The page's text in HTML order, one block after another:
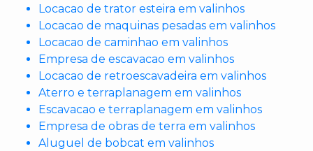
Locacao de trator esteira em valinhos
Locacao de maquinas pesadas em valinhos
Locacao de caminhao em valinhos
Empresa de escavacao em valinhos
Locacao de retroescavadeira em valinhos
Aterro e terraplanagem em valinhos
Escavacao e terraplanagem em valinhos
Empresa de obras de terra em valinhos
Aluguel de bobcat em valinhos